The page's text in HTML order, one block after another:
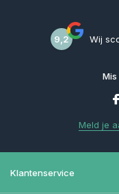
9,2 Wij
Mis
Meld je
Klantenservice